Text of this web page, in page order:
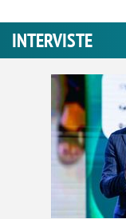
INTERVISTE